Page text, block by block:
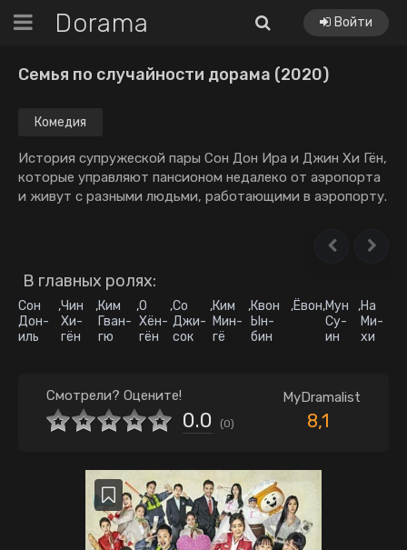
Dorama Войти
Семья по случайности дорама (2020)
Комедия
История супружеской пары Сон Дон Ира и Джин Хи Гён,
которые управляют пансионом недалеко от аэропорта
и живут с разными людьми, работающими в аэропорту.
В главных ролях:
Сон
Дон-
иль
,Чин
Хи-
гён
,Ким
Гван-
гю
,О
Хён-
гён
,Со
Джи-
сок
,Ким
Мин-
гё
,Квон
Ын-
бин
,Ёвон,Мун
Су-
ин
,На
Ми-
хи
Смотрели? Оцените!
0.0 (0)
MyDramalist
8,1